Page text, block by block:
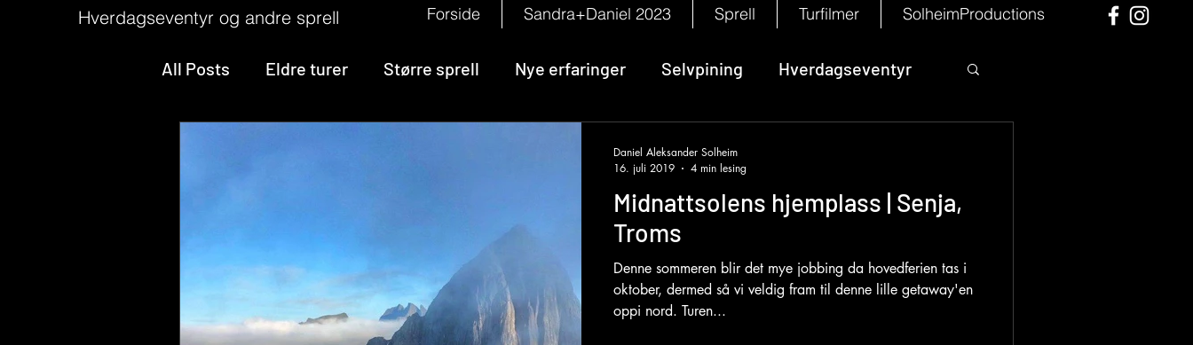
Hverdagseventyr og andre sprell Forside Sandra+Daniel 2023 Sprell Turfilmer SolheimProductions
All Posts Eldre turer Større sprell Nye erfaringer Selvpining Hverdagseventyr
Midnattsolens hjemplass | Senja,
Troms
Denne sommeren blir det mye jobbing da hovedferien tas i
oktober, dermed så vi veldig fram til denne lille getaway'en
oppi nord. Turen...
Daniel Aleksander Solheim
16. juli 2019
4 min lesing